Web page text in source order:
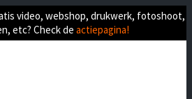
video, webshop, drukwerk, fotoshoot,
etc? Check de actiepagina!